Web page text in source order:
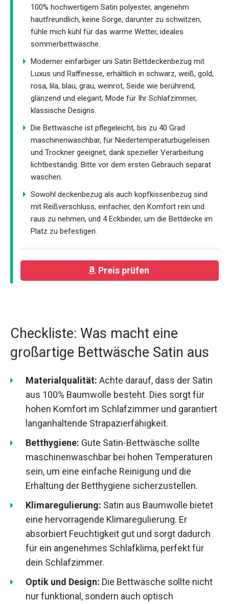
100% hochwertigem Satin polyester, angenehm
hautfreundlich, keine Sorge, darunter zu schwitzen,
fühle mich kühl für das warme Wetter, ideales
sommerbettwäsche.
Moderner einfarbiger uni Satin Bettdeckenbezug mit
Luxus und Raffinesse, erhältlich in schwarz, weiß, gold,
rosa, lila, blau, grau, weinrot, Seide wie berührend,
glänzend und elegant, Mode für Ihr Schlafzimmer,
klassische Designs.
Die Bettwäsche ist pflegeleicht, bis zu 40 Grad
maschinenwaschbar, für Niedertemperaturbügeleisen
und Trockner geeignet, dank spezieller Verarbeitung
lichtbeständig. Bitte vor dem ersten Gebrauch separat
waschen.
Sowohl deckenbezug als auch kopfkissenbezug sind
mit Reißverschluss, einfacher, den Komfort rein und
raus zu nehmen, und 4 Eckbinder, um die Bettdecke im
Platz zu befestigen.
Preis prüfen
Checkliste: Was macht eine
großartige Bettwäsche Satin aus
Materialqualität: Achte darauf, dass der Satin
aus 100% Baumwolle besteht. Dies sorgt für
hohen Komfort im Schlafzimmer und garantiert
langanhaltende Strapazierfähigkeit.
Betthygiene: Gute Satin-Bettwäsche sollte
maschinenwaschbar bei hohen Temperaturen
sein, um eine einfache Reinigung und die
Erhaltung der Betthygiene sicherzustellen.
Klimaregulierung: Satin aus Baumwolle bietet
eine hervorragende Klimaregulierung. Er
absorbiert Feuchtigkeit gut und sorgt dadurch
für ein angenehmes Schlafklima, perfekt für
dein Schlafzimmer.
Optik und Design: Die Bettwäsche sollte nicht
nur funktional, sondern auch optisch